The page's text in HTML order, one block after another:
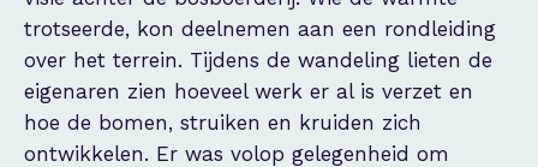
trotseerde, kon deelnemen aan een rondleiding
over het terrein. Tijdens de wandeling lieten de
eigenaren zien hoeveel werk er al is verzet en
hoe de bomen, struiken en kruiden zich
ontwikkelen. Er was volop gelegenheid om